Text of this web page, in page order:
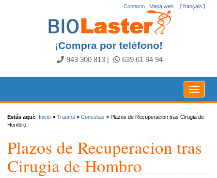
[ français ]
Contacto Mapa web
¡Compra por teléfono!
943 300 813 639 61 94 94
Toggle
Estás aquí: Inicio » Trauma » Consultas » Plazos de Recuperacion tras Cirugia de
Hombro
Plazos de Recuperacion tras
Cirugia de Hombro